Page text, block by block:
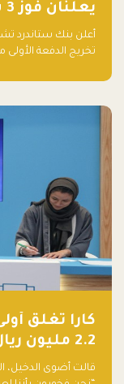
أعلن بنك ستاندرد
كارا تغلق
2.2 مليون ريال
قالت أضوى الدخيل،